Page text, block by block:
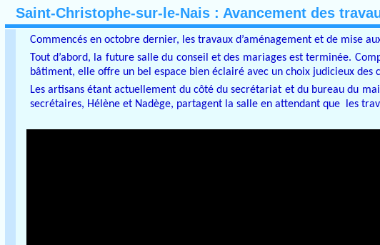
Saint-Christophe-sur-le-Nais : Avancement des
Commencés en octobre dernier, les travaux d’aménagement et de mise
Tout d’abord, la future salle du conseil et des mariages est terminée.
bâtiment, elle offre un bel espace bien éclairé avec un choix judicieux des
Les artisans étant actuellement du côté du secrétariat et du bureau du
secrétaires, Hélène et Nadège, partagent la salle en attendant que les